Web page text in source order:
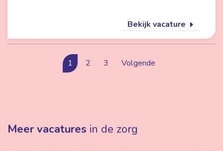
Bekijk vacature
1 2 3 Volgende
Meer vacatures in de zorg